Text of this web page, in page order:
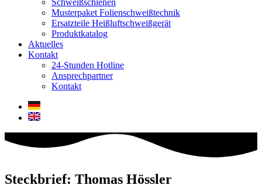
Schweiß­schienen
Musterpaket Folienschweißtechnik
Ersatzteile Heißluftschweißgerät
Produktkatalog
Aktuelles
Kontakt
24-Stunden Hotline
Ansprechpartner
Kontakt
Steckbrief: Thomas Hössler